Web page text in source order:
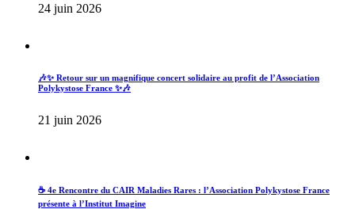
24 juin 2026
🎶✨ Retour sur un magnifique concert solidaire au profit de l’Association
Polykystose France ✨🎶
21 juin 2026
☕ 4e Rencontre du CAIR Maladies Rares : l’Association Polykystose France
présente à l’Institut Imagine